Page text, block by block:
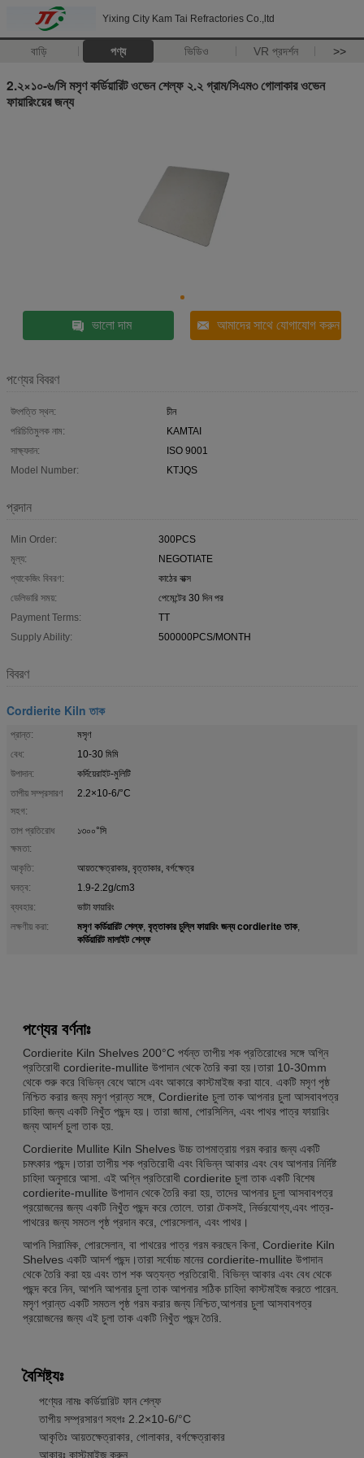
Yixing City Kam Tai Refractories Co.,ltd
বাড়ি পণ্য ভিডিও VR প্রদর্শন >>
2.২×১০-৬/সি মসৃণ কর্ডিয়ারিট ওভেন শেল্ফ ২.২ গ্রাম/সিএম৩ গোলাকার ওভেন
ফায়ারিংয়ের জন্য
ভালো দাম আমাদের সাথে যোগাযোগ করুন
পণ্যের বিবরণ
উৎপত্তি স্থল:
চীন
পরিচিতিমুলক নাম:
KAMTAI
সাক্ষ্যদান:
ISO 9001
Model Number:
KTJQS
প্রদান
Min Order:
300PCS
মূল্য:
NEGOTIATE
প্যাকেজিং বিবরণ:
কাঠের বাক্স
ডেলিভারি সময়:
পেমেন্টের 30 দিন পর
Payment Terms:
TT
Supply Ability:
500000PCS/MONTH
বিবরণ
Cordierite Kiln তাক
প্রান্ত:
মসৃণ
বেধ:
10-30 মিমি
উপাদান:
কর্দিয়েরাইট-মুলিটি
তাপীয় সম্প্রসারণ
সহগ:
2.2×10-6/°C
তাপ প্রতিরোধ
ক্ষমতা:
১৩০০°সি
আকৃতি:
আয়তক্ষেত্রাকার, বৃত্তাকার, বর্গক্ষেত্র
ঘনত্ব:
1.9-2.2g/cm3
ব্যবহার:
ভাটা ফায়ারিং
লক্ষণীয় করা:
মসৃণ কর্ডিয়ারিট শেল্ফ, বৃত্তাকার চুল্লি ফায়ারিং জন্য cordierite তাক,
কর্ডিয়ারিট মালাইট শেল্ফ
পণ্যের বর্ণনাঃ
Cordierite Kiln Shelves 200°C পর্যন্ত তাপীয় শক প্রতিরোধের সঙ্গে অগ্নি
প্রতিরোধী cordierite-mullite উপাদান থেকে তৈরি করা হয়।তারা 10-30mm
থেকে শুরু করে বিভিন্ন বেধে আসে এবং আকারে কাস্টমাইজ করা যাবে. একটি মসৃণ পৃষ্ঠ
নিশ্চিত করার জন্য মসৃণ প্রান্ত সঙ্গে, Cordierite চুলা তাক আপনার চুলা আসবাবপত্র
চাহিদা জন্য একটি নিখুঁত পছন্দ হয়। তারা জামা, পোরসিলিন, এবং পাথর পাত্র ফায়ারিং
জন্য আদর্শ চুলা তাক হয়.
Cordierite Mullite Kiln Shelves উচ্চ তাপমাত্রায় গরম করার জন্য একটি
চমৎকার পছন্দ।তারা তাপীয় শক প্রতিরোধী এবং বিভিন্ন আকার এবং বেধ আপনার নির্দিষ্ট
চাহিদা অনুসারে আসা. এই অগ্নি প্রতিরোধী cordierite চুলা তাক একটি বিশেষ
cordierite-mullite উপাদান থেকে তৈরি করা হয়, তাদের আপনার চুলা আসবাবপত্র
প্রয়োজনের জন্য একটি নিখুঁত পছন্দ করে তোলে. তারা টেকসই, নির্ভরযোগ্য,এবং পাত্র-
পাথরের জন্য সমতল পৃষ্ঠ প্রদান করে, পোরসেলান, এবং পাথর।
আপনি সিরামিক, পোরসেলান, বা পাথরের পাত্র গরম করছেন কিনা, Cordierite Kiln
Shelves একটি আদর্শ পছন্দ।তারা সর্বোচ্চ মানের cordierite-mullite উপাদান
থেকে তৈরি করা হয় এবং তাপ শক অত্যন্ত প্রতিরোধী. বিভিন্ন আকার এবং বেধ থেকে
পছন্দ করে নিন, আপনি আপনার চুলা তাক আপনার সঠিক চাহিদা কাস্টমাইজ করতে পারেন.
মসৃণ প্রান্ত একটি সমতল পৃষ্ঠ গরম করার জন্য নিশ্চিত,আপনার চুলা আসবাবপত্র
প্রয়োজনের জন্য এই চুলা তাক একটি নিখুঁত পছন্দ তৈরি.
বৈশিষ্ট্যঃ
পণ্যের নামঃ কর্ডিয়ারিট ফান শেল্ফ
তাপীয় সম্প্রসারণ সহগঃ 2.2×10-6/°C
আকৃতিঃ আয়তক্ষেত্রাকার, গোলাকার, বর্গক্ষেত্রাকার
আকারঃ কাস্টমাইজ করুন